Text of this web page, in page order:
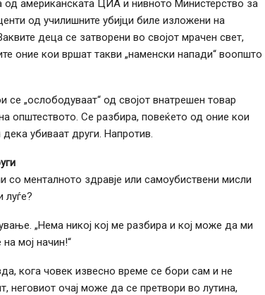
од американската ЦИА и нивното Министерство за
од училишните убијци биле изложени на
деца се затворени во својот мрачен свет,
оние кои вршат такви „наменски напади“ воопшто
„ослободуваат“ од својот внатрешен товар
општеството. Се разбира, повеќето од оние кои
убиваат други. Напротив.
менталното здравје или самоубиствени мисли
луѓе?
„Нема никој кој ме разбира и кој може да ми
мој начин!“
кога човек извесно време се бори сам и не
неговиот очај може да се претвори во лутина,